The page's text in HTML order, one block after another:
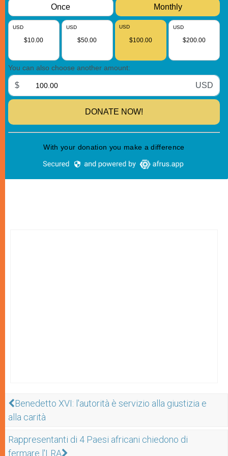
Benedetto XVI: l'autorità è servizio alla giustizia e
alla carità
Rappresentanti di 4 Paesi africani chiedono di
fermare l'LRA